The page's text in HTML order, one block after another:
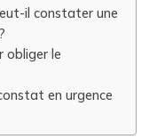
il constater une
obliger le
en urgence